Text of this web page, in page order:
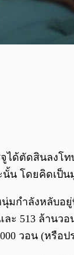
ได้ตัดสินลง
ดยคิดเป็นมู
มกำลังหลับ
513 ล้าน
วอน (หรือป